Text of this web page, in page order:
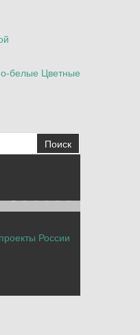
белые Цветные
Поиск